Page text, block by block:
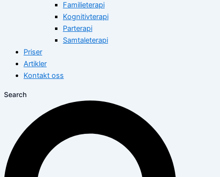
Familieterapi
Kognitivterapi
Parterapi
Samtaleterapi
Priser
Artikler
Kontakt oss
Search